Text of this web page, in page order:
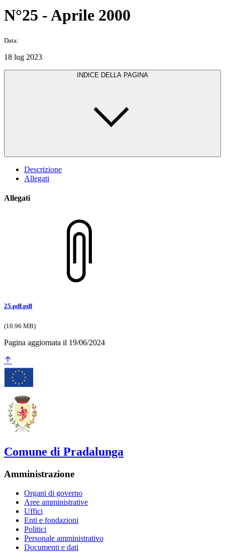
N°25 - Aprile 2000
Data:
18 lug 2023
INDICE DELLA PAGINA
Descrizione
Allegati
Allegati
25.pdf.pdf
(10.96 MB)
Pagina aggiornata il 19/06/2024
Comune di Pradalunga
Amministrazione
Organi di governo
Aree amministrative
Uffici
Enti e fondazioni
Politici
Personale amministrativo
Documenti e dati